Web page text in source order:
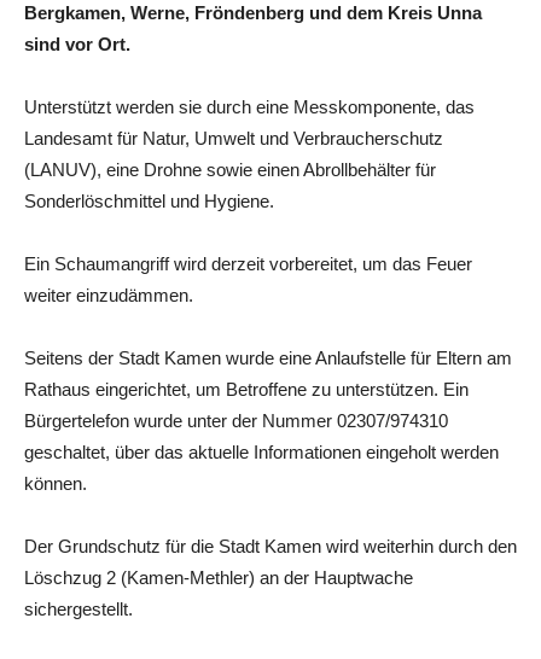
Bergkamen, Werne, Fröndenberg und dem Kreis Unna
sind vor Ort.
Unterstützt werden sie durch eine Messkomponente, das
Landesamt für Natur, Umwelt und Verbraucherschutz
(LANUV), eine Drohne sowie einen Abrollbehälter für
Sonderlöschmittel und Hygiene.
Ein Schaumangriff wird derzeit vorbereitet, um das Feuer
weiter einzudämmen.
Seitens der Stadt Kamen wurde eine Anlaufstelle für Eltern am
Rathaus eingerichtet, um Betroffene zu unterstützen. Ein
Bürgertelefon wurde unter der Nummer 02307/974310
geschaltet, über das aktuelle Informationen eingeholt werden
können.
Der Grundschutz für die Stadt Kamen wird weiterhin durch den
Löschzug 2 (Kamen-Methler) an der Hauptwache
sichergestellt.